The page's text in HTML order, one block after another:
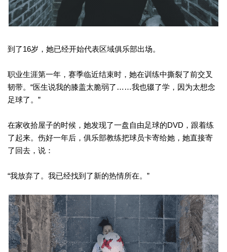
到了16岁，她已经开始代表区域俱乐部出场。
职业生涯第一年，赛季临近结束时，她在训练中撕裂了前交叉
韧带。“医生说我的膝盖太脆弱了……我也辍了学，因为太想念
足球了。”
在家收拾屋子的时候，她发现了一盘自由足球的DVD，跟着练
了起来。伤好一年后，俱乐部教练把球员卡寄给她，她直接寄
了回去，说：
“我放弃了。我已经找到了新的热情所在。”